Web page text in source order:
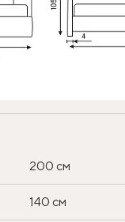
200 см
140 см